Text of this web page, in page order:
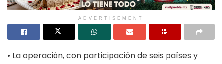
ADVERTISEMENT
• La operación, con participación de seis países y